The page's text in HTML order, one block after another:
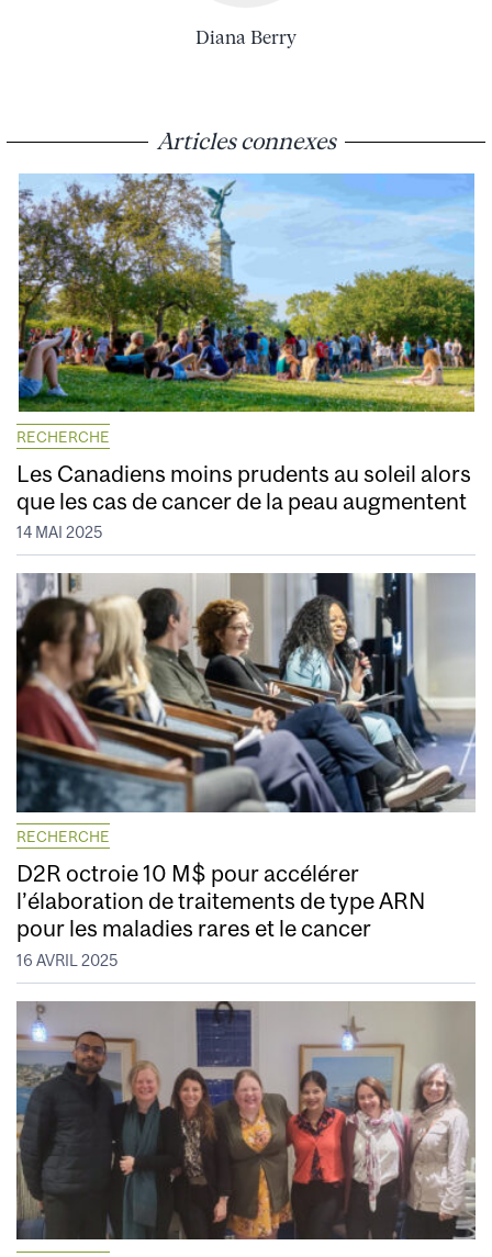
Diana Berry
Articles connexes
RECHERCHE
Les Canadiens moins prudents au soleil alors
que les cas de cancer de la peau augmentent
14 MAI 2025
RECHERCHE
D2R octroie 10 M$ pour accélérer
l’élaboration de traitements de type ARN
pour les maladies rares et le cancer
16 AVRIL 2025